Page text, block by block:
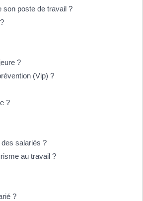
son poste de travail ?
?
(Vip) ?
?
salariés ?
au travail ?
?